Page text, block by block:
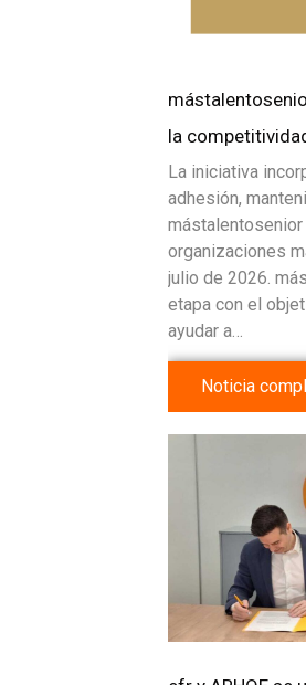
la
La iniciativa
adhesión,
organizaciones
julio de 2026.
etapa con el
ayudar a…
Noticia